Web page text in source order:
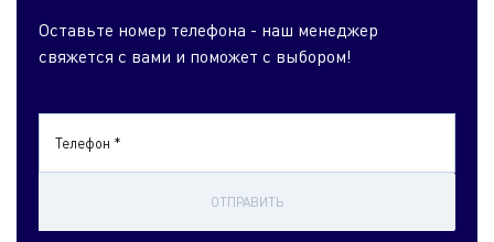
Оставьте номер телефона - наш менеджер
свяжется с вами и поможет с выбором!
Телефон *
ОТПРАВИТЬ